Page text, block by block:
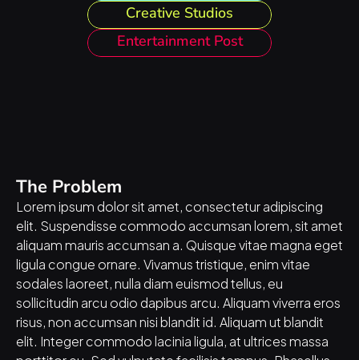
Creative Studios
Entertainment Post
The Problem
Lorem ipsum dolor sit amet, consectetur adipiscing
elit. Suspendisse commodo accumsan lorem, sit amet
aliquam mauris accumsan a. Quisque vitae magna eget
ligula congue ornare. Vivamus tristique, enim vitae
sodales laoreet, nulla diam euismod tellus, eu
sollicitudin arcu odio dapibus arcu. Aliquam viverra eros
risus, non accumsan nisi blandit id. Aliquam ut blandit
elit. Integer commodo lacinia ligula, at ultrices massa